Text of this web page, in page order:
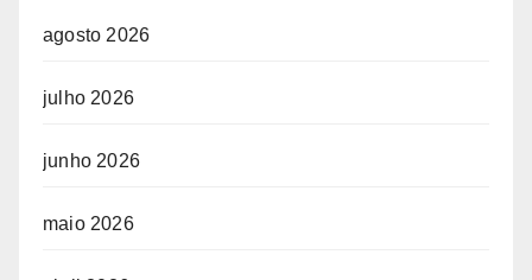
agosto 2026
julho 2026
junho 2026
maio 2026